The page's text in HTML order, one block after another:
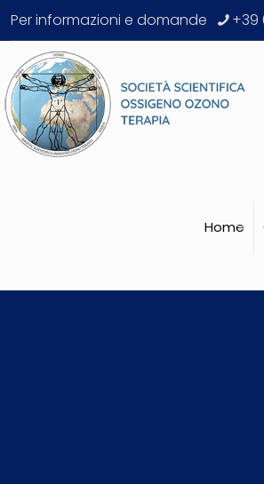
Per informazioni e domande +39
Home